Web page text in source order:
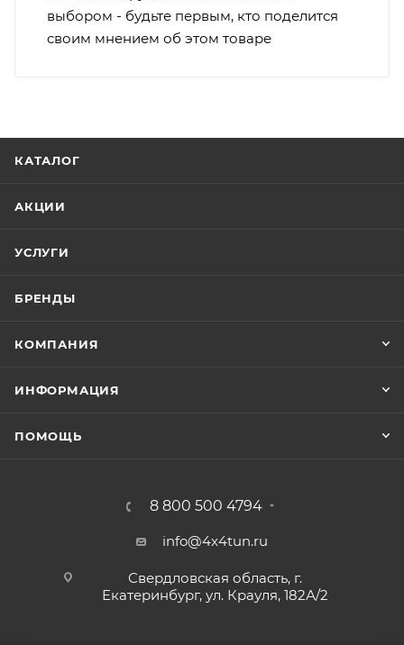
выбором - будьте первым, кто поделится
своим мнением об этом товаре
КАТАЛОГ
АКЦИИ
УСЛУГИ
БРЕНДЫ
КОМПАНИЯ
ИНФОРМАЦИЯ
ПОМОЩЬ
8 800 500 4794
info@4x4tun.ru
Свердловская область, г.
Екатеринбург, ул. Крауля, 182А/2